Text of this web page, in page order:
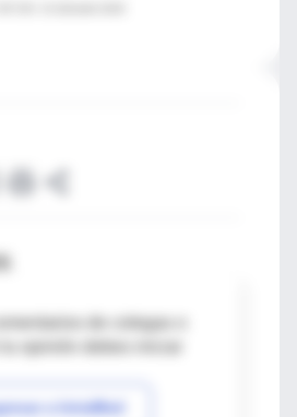
de colegas o
a IntraMed